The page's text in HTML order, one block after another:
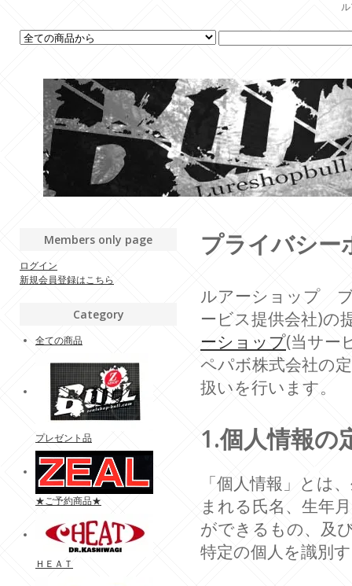
プライバシー
ルアーショップ
ービス提供会社)
ーショップ(当サー
ペパボ株式会社の
扱いを行います。
1.個人情報の
「個人情報」とは
まれる氏名、生年
ができるもの、及
特定の個人を識別
Members only page
ログイン
新規会員登録はこちら
Category
全ての商品
プレゼント品
★ご予約商品★
ＨＥＡＴ